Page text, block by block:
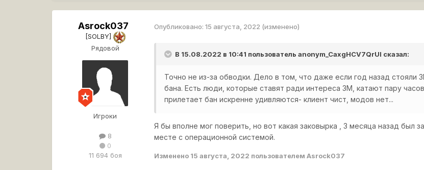
Asrock037
[SOLBY]
Рядовой
Игроки
8
0
11 694 боя
Опубликовано:15 августа, 2022 (изменено)
В 15.08.2022 в 10:41 пользовательanonym_CaxgHCV7QrUI сказал:
Точно не из-за обводки. Дело в том, что даже если год назад стояли
бана. Есть люди, которые ставят ради интереса ЗМ, катают пару
прилетает бан искренне удивляются- клиент чист, модов нет...
Я бы вполне мог поверить, но вот какая заковырка , 3 месяца назад был
месте с операционной системой.
Изменено 15 августа, 2022 пользователем Asrock037